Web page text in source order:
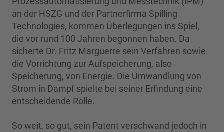
an der HSZG und der Partnerfirma Spilling
Technologies, kommen Überlegungen ins Spiel,
die vor rund 100 Jahren begonnen haben. Da
sicherte Dr. Fritz Marguerre sein Verfahren sowie
die Vorrichtung zur Aufspeicherung, also
Speicherung, von Energie. Die Umwandlung von
Strom in Dampf spielte bei seiner Erfindung eine
entscheidende Rolle.
So weit, so gut, sein Patent verschwand jedoch in